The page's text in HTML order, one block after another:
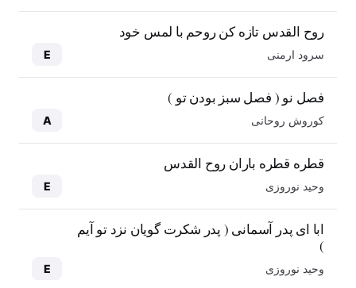
روح القدس تازه کن روحم با لمس خود
سرود ارمنی E
فصل نو ( فصل سبز بودن تو )
کوروش روحانی A
قطره قطره باران روح القدس
وحید نوروزی E
ابا ای پدر آسمانی ( پدر شکرت گویان نزد تو آیم
)
وحید نوروزی E